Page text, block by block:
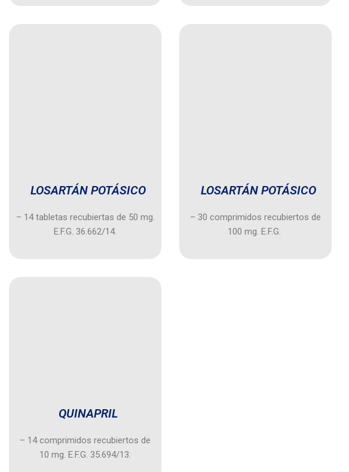
LOSARTÁN POTÁSICO
– 14 tabletas recubiertas de 50 mg.
E.F.G. 36.662/14.
LOSARTÁN POTÁSICO
– 30 comprimidos recubiertos de
100 mg. E.F.G.
QUINAPRIL
– 14 comprimidos recubiertos de
10 mg. E.F.G. 35.694/13.